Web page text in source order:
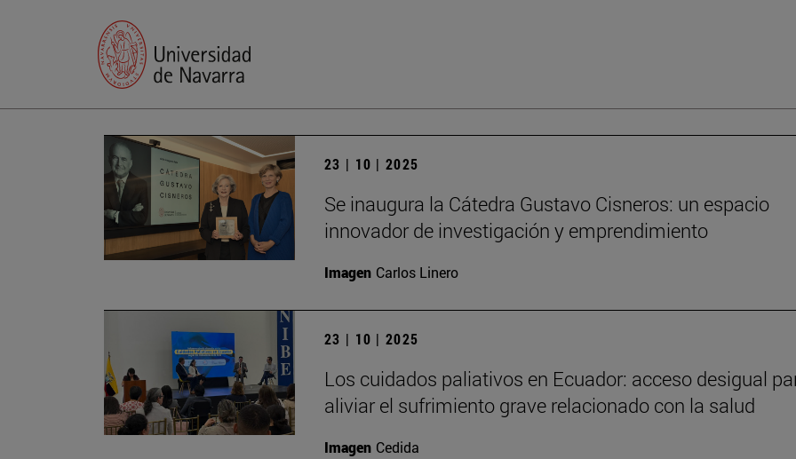
23 | 10 | 2025
Se inaugura la Cátedra Gustavo Cisneros: un espacio
innovador de investigación y emprendimiento
Imagen Carlos Linero
23 | 10 | 2025
Los cuidados paliativos en Ecuador: acceso desigual
aliviar el sufrimiento grave relacionado con la salud
Imagen Cedida